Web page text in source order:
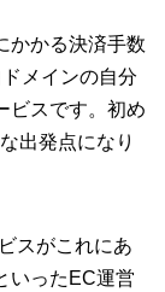
かかる決済手数
メインの自分
ビスです。初め
出発点になり
スがこれにあ
いったEC運営